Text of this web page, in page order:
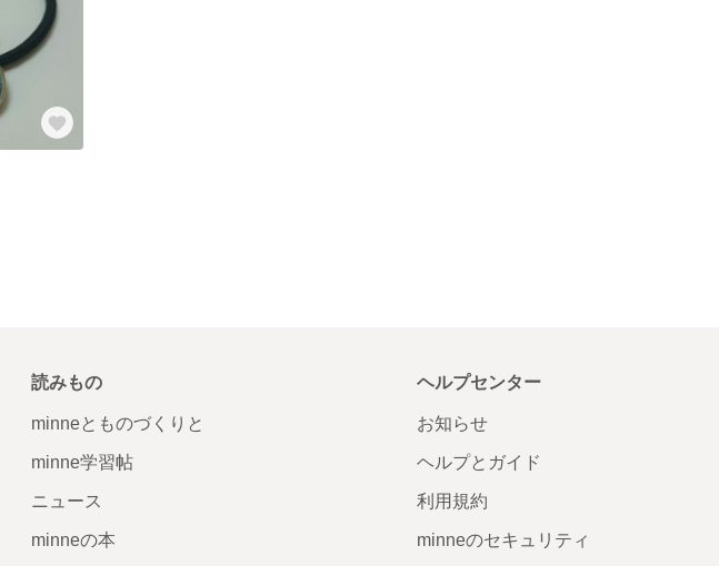
読みもの
minneとものづくりと
minne学習帖
ニュース
minneの本
ヘルプセンター
お知らせ
ヘルプとガイド
利用規約
minneのセキュリティ